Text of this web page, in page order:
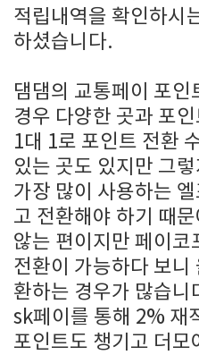
적립내역을 확인하시
하셨습니다.
댐댐의 교통페이 포
경우 다양한 곳과 포
1대 1로 포인트 전환
있는 곳도 있지만 그
가장 많이 사용하는
고 전환해야 하기 때
않는 편이지만 페이코
전환이 가능하다 보니
환하는 경우가 많습
sk페이를 통해 2% 재
포인트도 챙기고 더모